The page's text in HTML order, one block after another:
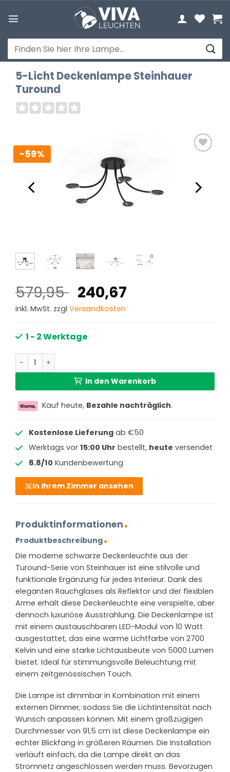
Inhalt
Suchen
nach:
5-Licht Deckenlampe Steinhauer
Turound
-59%
579,95 Ursprünglicher
Preis
579,95 €
240,67
inkl. MwSt. zzgl Versandkosten
1 - 2 Werktage
5-Licht Deckenlampe Steinhauer Turound Menge
In den Warenkorb
Kauf heute, Bezahle nachträglich.
Kostenlose Lieferungab €50
Werktags vor 15:00 Uhr bestellt, heute versendet
8.8/10 Kundenbewertung
In Ihrem Zimmer ansehen
Produktinformationen
Produktbeschreibung
Die moderne schwarze Deckenleuchte aus der
Turound-Serie von Steinhauer ist eine stilvolle und
funktionale Ergänzung für jedes Interieur. Dank des
eleganten Rauchglases als Reflektor und der flexiblen
Arme erhält diese Deckenleuchte eine verspielte, aber
dennoch luxuriöse Ausstrahlung. Die Deckenlampe ist
mit einem austauschbaren LED-Modul von 10 Watt
ausgestattet, das eine warme Lichtfarbe von 2700
Kelvin und eine starke Lichtausbeute von 5000 Lumen
bietet. Ideal für stimmungsvolle Beleuchtung mit
einem zeitgenössischen Touch.
Die Lampe ist dimmbar in Kombination mit einem
externen Dimmer, sodass Sie die Lichtintensität nach
Wunsch anpassen können. Mit einem großzügigen
Durchmesser von 91,5 cm ist diese Deckenlampe ein
echter Blickfang in größeren Räumen. Die Installation
verläuft einfach, da die Lampe direkt an das
Stromnetz angeschlossen werden muss. Bevorzugen